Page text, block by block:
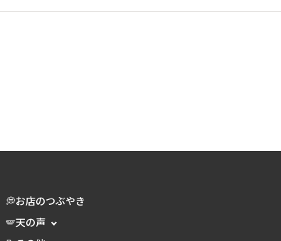
💭お店のつぶやき
🪽天の声